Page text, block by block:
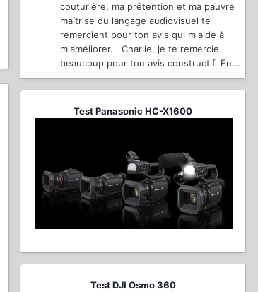
couturière, ma prétention et ma pauvre
maîtrise du langage audiovisuel te
remercient pour ton avis qui m'aide à
m'améliorer. Charlie, je te remercie
beaucoup pour ton avis constructif. En...
Test Panasonic HC-X1600
Test DJI Osmo 360